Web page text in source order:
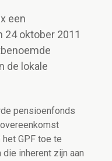
een
oktober 2011
de lokale
pensioenfonds
GPF toe te
inherent zijn aan